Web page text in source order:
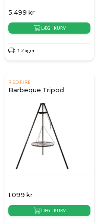
5.499 kr
LÆG I KURV
1-2 uger
REDFIRE
Barbeque Tripod
1.099 kr
LÆG I KURV